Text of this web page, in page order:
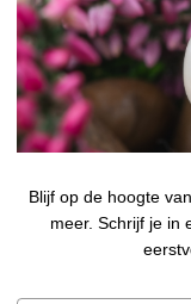
Blijf op de hoogte
meer. Schrijf je in